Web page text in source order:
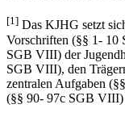
[1] Das KJHG setzt
Vorschriften (§§ 1- 10
SGB VIII) der
SGB VIII), den
zentralen Aufgaben
(§§ 90- 97c SGB VIII)